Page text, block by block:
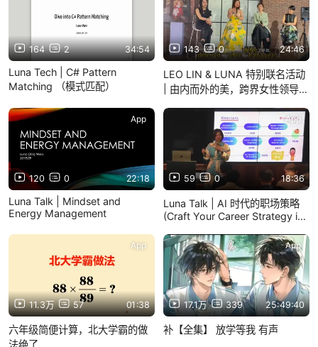
164 2 34:54
Luna Tech | C# Pattern
Matching （模式匹配）
143 0 24:46
LEO LIN & LUNA 特别联名活动
| 由内而外的美，跨界女性领导力
120 0 22:18
App
Luna Talk | Mindset and
Energy Management
59 0 18:36
App
Luna Talk | AI 时代的职场策略
(Craft Your Career Strategy in
11.3万 57 01:38
App
六年级简便计算，北大学霸的做
法绝了
17.1万 339 25:49:40
App
补【全集】 放学等我 有声